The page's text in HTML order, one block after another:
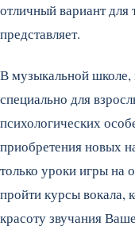
отличный вариант для
представляет.
В музыкальной школе,
специально для
психологических
приобретения новых
только уроки игры на
пройти курсы вокала,
красоту звучания